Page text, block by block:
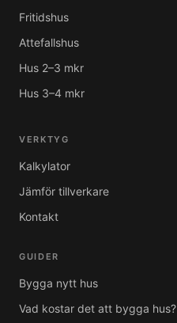
Fritidshus
Attefallshus
Hus 2–3 mkr
Hus 3–4 mkr
VERKTYG
Kalkylator
Jämför tillverkare
Kontakt
GUIDER
Bygga nytt hus
Vad kostar det att bygga hus?